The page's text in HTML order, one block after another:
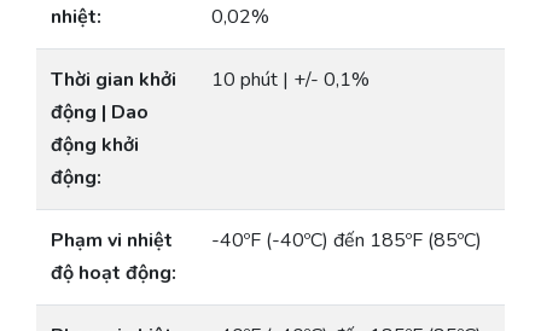
nhiệt:
0,02%
Thời gian khởi
động | Dao
động khởi
động:
10 phút | +/- 0,1%
Phạm vi nhiệt
độ hoạt động:
-40ºF (-40ºC) đến 185ºF (85ºC)